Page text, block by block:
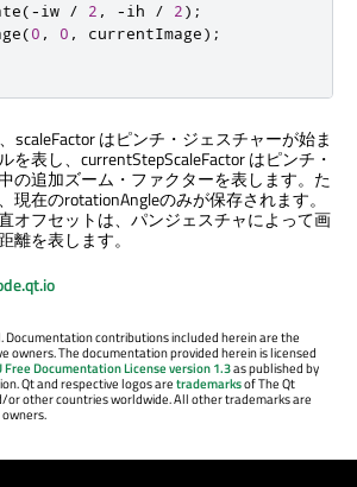
(-iw / 2 , -ih / 2);
(0 , 0 , currentImage);
scaleFactor はピンチ・ジェスチャーが始ま
を表し、currentStepScaleFactor はピンチ・
の追加ズーム・ファクターを表します。た
現在のrotationAngleのみが保存されます。
オフセットは、パンジェスチャによって画
離を表します。
Documentation contributions included herein are the
owners. The documentation provided herein is licensed
Free Documentation License version 1.3as published by
Qt and respective logos aretrademarksof The Qt
or other countries worldwide. All other trademarks are